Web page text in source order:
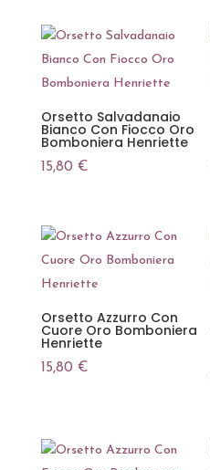
Orsetto Salvadanaio
Bianco Con Fiocco Oro
Bomboniera Henriette
15,80 €
Orsetto Azzurro Con
Cuore Oro Bomboniera
Henriette
15,80 €